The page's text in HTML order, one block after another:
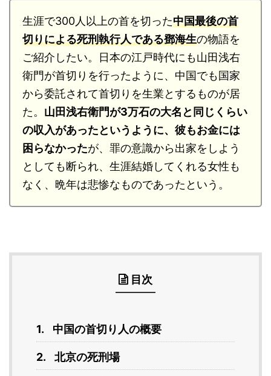
生涯で300人以上の首を切った中国最後の首
切りによる死刑執行人である鄧海生の物語を
ご紹介したい。日本の江戸時代にも山田浅右
衛門が首切りを行ったように、中国でも国家
から委託されて首切りを生業とするものが居
た。 山田浅右衛門が3万石の大名と同じくらい
の収入があったというように、彼もお金には
困らなかったが、罪の意識から出家をしよう
としても断られ、生涯結婚してくれる女性も
なく、晩年は悲惨なものであったという。
目次
中国の首切り人の概要
北京の死刑場